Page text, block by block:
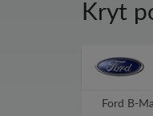
Kryt
Značky
Ford B-